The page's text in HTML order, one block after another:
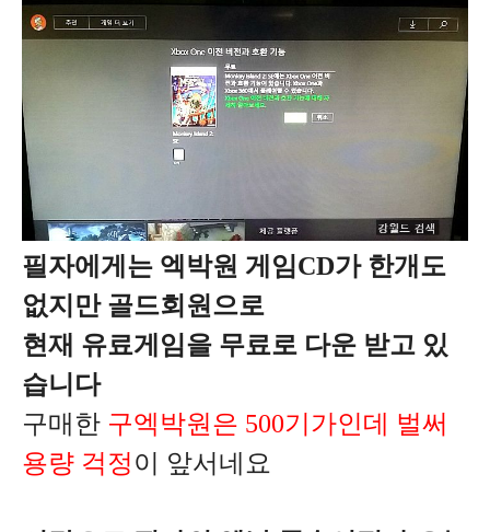
필자에게는 엑박원 게임CD가 한개도
없지만 골드회원으로
현재 유료게임을 무료로 다운 받고 있
습니다
구매한 구엑박원은 500기가인데 벌써
용량 걱정이 앞서네요